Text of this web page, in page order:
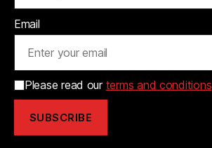
Email
Please read our terms and conditions